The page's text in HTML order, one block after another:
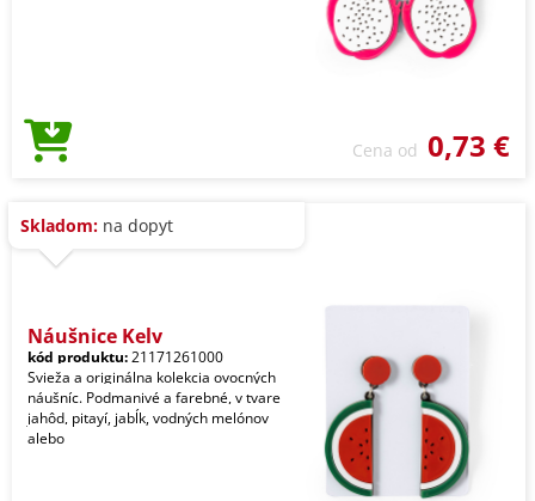
Cena od 0,73 €
Skladom: na dopyt
Náušnice Kely
kód produktu:21171261000
Svieža a originálna kolekcia ovocných
náušníc. Podmanivé a farebné, v tvare
jahôd, pitayí, jabĺk, vodných melónov
alebo